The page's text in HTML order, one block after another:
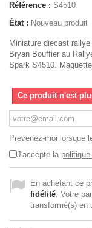
Référence : S4510
État : Nouveau produit
Miniature diecast
Bryan Bouffier au
Spark S4510.
Ce produit n'est
Prévenez-moi lorsque
J'accepte la
En achetant ce
fidélité. Votre
transformé(s) en